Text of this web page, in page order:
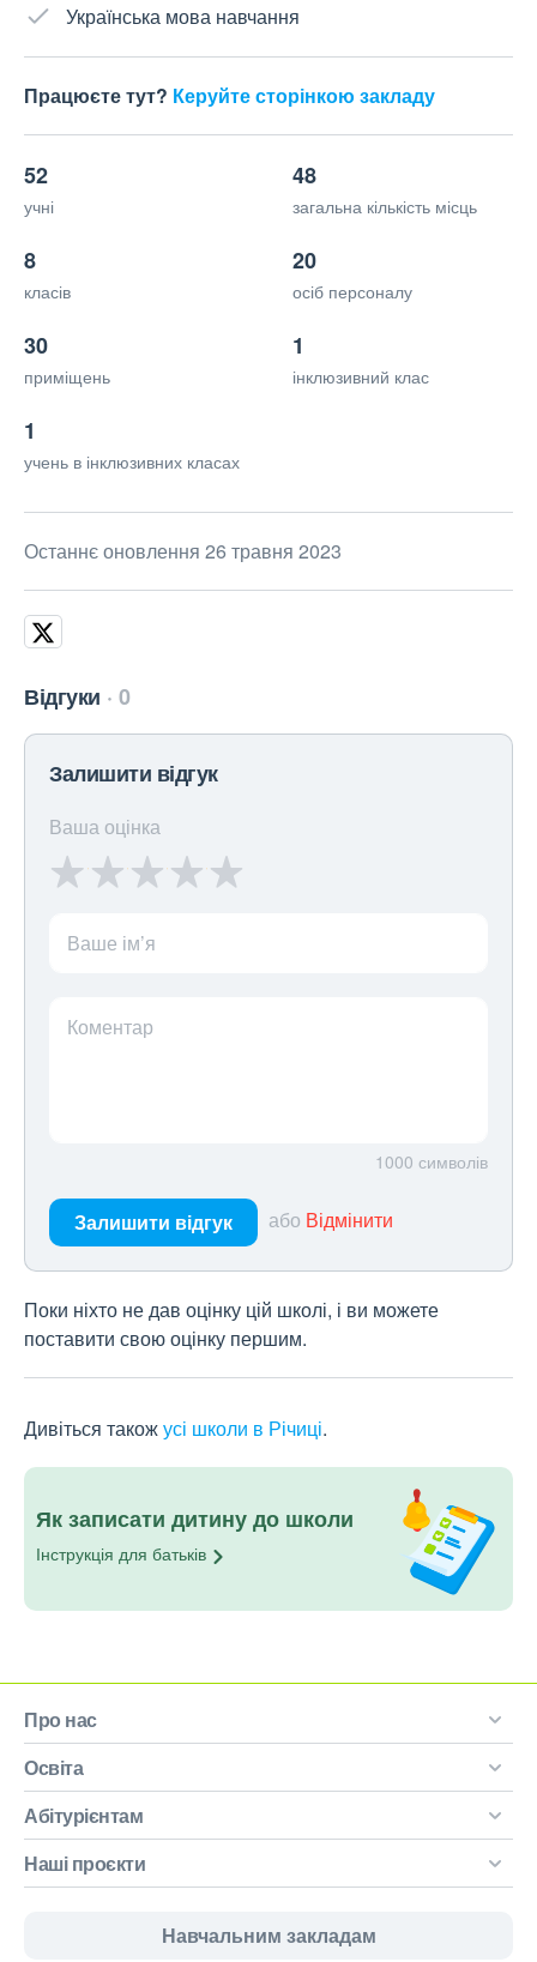
Українська мова навчання
Працюєте тут? Керуйте сторінкою закладу
52
учні
48
загальна кількість місць
8
класів
20
осіб персоналу
30
приміщень
1
інклюзивний клас
1
учень в інклюзивних класах
Останнє оновлення 26 травня 2023
Відгуки 0
Залишити відгук
Ваша оцінка
Ваше ім’я
Коментар
1000 символів
Залишити відгук або Відмінити
Поки ніхто не дав оцінку цій школі, і ви можете
поставити свою оцінку першим.
Дивіться такожусі школи в Річиці.
Як записати дитину до школи
Інструкція для батьків
Про нас
Освіта
Абітурієнтам
Наші проєкти
Навчальним закладам